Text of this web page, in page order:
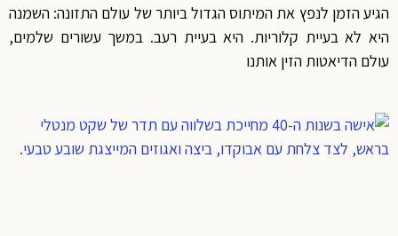
הגיע הזמן לנפץ את המיתוס הגדול ביותר של עולם התזונה: השמנה
היא לא בעיית קלוריות. היא בעיית רעב. במשך עשורים שלמים,
עולם הדיאטות הזין אותנו